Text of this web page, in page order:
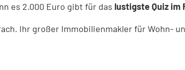
es 2.000 Euro gibt für das lustigste Quiz im
Ihr großer Immobilienmakler für Wohn-